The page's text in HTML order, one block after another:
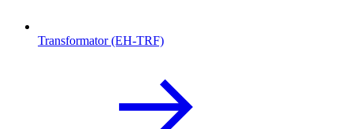
Transformator (EH-TRF)